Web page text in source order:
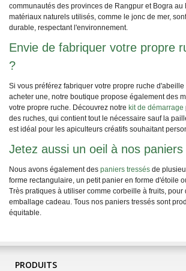
communautés des provinces de Rangpur et Bogra au
matériaux naturels utilisés, comme le jonc de mer,
durable, respectant l'environnement.
Envie de fabriquer votre propre
?
Si vous préférez fabriquer votre propre ruche d'abeille
acheter une, notre boutique propose également des
votre propre ruche. Découvrez notre kit de démarrage
des ruches, qui contient tout le nécessaire sauf la
est idéal pour les apiculteurs créatifs souhaitant
Jetez aussi un oeil à nos
Nous avons également des paniers tressés de
forme rectangulaire, un petit panier en forme d'étoile
Très pratiques à utiliser comme corbeille à fruits, pour
emballage cadeau. Tous nos paniers tressés sont
équitable.
PRODUITS